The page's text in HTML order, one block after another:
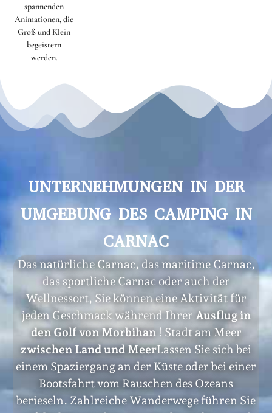
spannenden
Animationen, die
Groß und Klein
begeistern
werden.
UNTERNEHMUNGEN IN DER
UMGEBUNG DES CAMPING IN
CARNAC
Das natürliche Carnac, das maritime Carnac,
das sportliche Carnac oder auch der
Wellnessort, Sie können eine Aktivität für
jeden Geschmack während Ihrer Ausflug in
den Golf von Morbihan! Stadt am Meer
zwischen Land und MeerLassen Sie sich bei
einem Spaziergang an der Küste oder bei einer
Bootsfahrt vom Rauschen des Ozeans
berieseln. Zahlreiche Wanderwege führen Sie